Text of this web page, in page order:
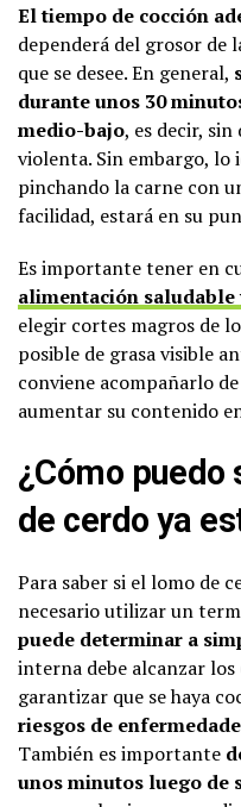
El tiempo de cocción
dependerá del grosor de
que se desee. En general,
durante unos 30
medio-bajo, es decir,
violenta. Sin embargo, lo
pinchando la carne con
facilidad, estará en su
Es importante tener en
alimentación saludable
elegir cortes magros de
posible de grasa visible
conviene acompañarlo
aumentar su contenido
¿Cómo puedo
de cerdo ya
Para saber si el lomo de
necesario utilizar un
puede determinar a
interna debe alcanzar los
garantizar que se haya
riesgos de
También es importante
unos minutos luego de